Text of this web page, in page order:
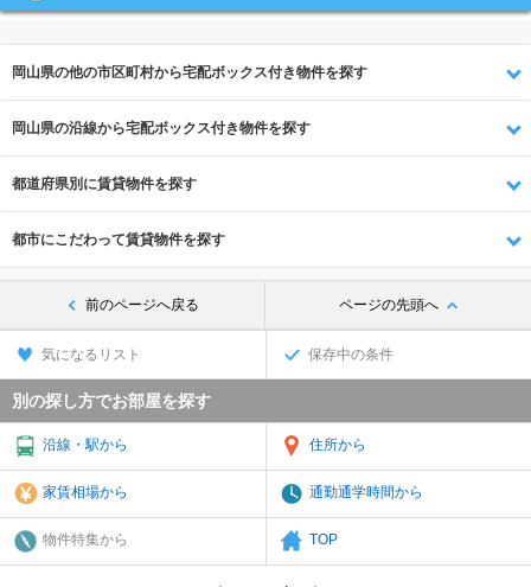
岡山県の他の市区町村から宅配ボックス付き物件を探す
岡山県の沿線から宅配ボックス付き物件を探す
都道府県別に賃貸物件を探す
都市にこだわって賃貸物件を探す
前のページへ戻る ページの先頭へ
気になるリスト 保存中の条件
別の探し方でお部屋を探す
沿線・駅から 住所から
家賃相場から 通勤通学時間から
物件特集から TOP